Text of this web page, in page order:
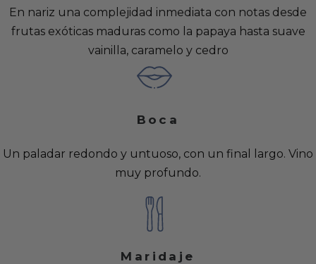
En nariz una complejidad inmediata con notas desde
frutas exóticas maduras como la papaya hasta suave
vainilla, caramelo y cedro
Boca
Un paladar redondo y untuoso, con un final largo. Vino
muy profundo.
Maridaje